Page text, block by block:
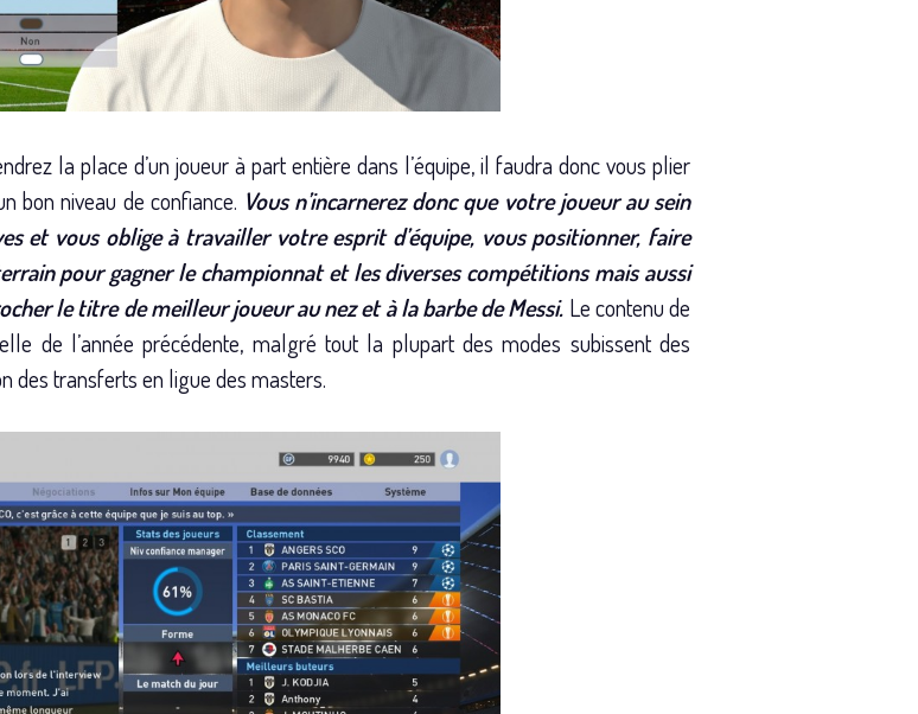
la place d’un joueur à part entière dans l’équipe, il faudra donc vous plier
bon niveau de confiance. Vous n’incarnerez donc que votre joueur au sein
et vous oblige à travailler votre esprit d’équipe, vous positionner, faire
pour gagner le championnat et les diverses compétitions mais aussi
le titre de meilleur joueur au nez et à la barbe de Messi. Le contenu de
de l’année précédente, malgré tout la plupart des modes subissent des
des transferts en ligue des masters.